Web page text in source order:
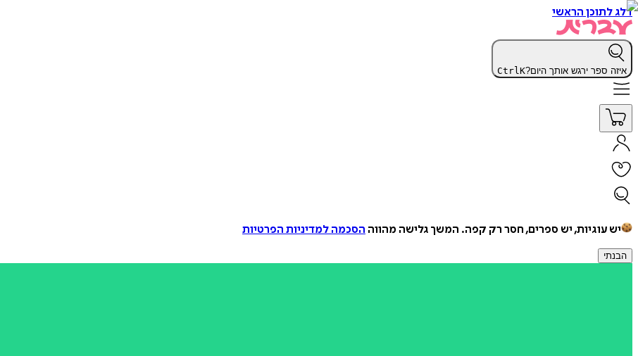
דלג לתוכן הראשי
איזה ספר ירגש אותך היום? CtrlK
יש עוגיות, יש ספרים, חסר רק קפה. המשך גלישה מהווה הסכמה למדיניות הפרטיות
הבנתי